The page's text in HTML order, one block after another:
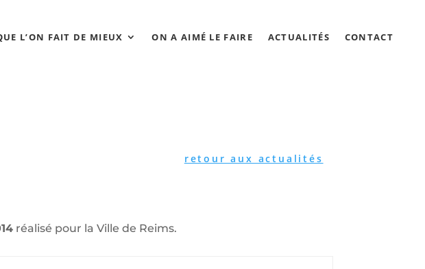
L’ON FAIT DE MIEUX ON A AIMÉ LE FAIRE ACTUALITÉS CONTACT
retour aux actualités
réalisé pour la Ville de Reims.